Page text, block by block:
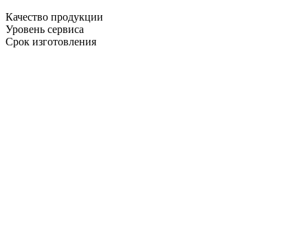
Качество продукции
Уровень сервиса
Срок изготовления